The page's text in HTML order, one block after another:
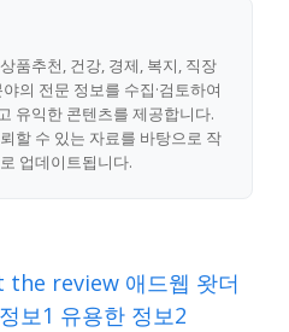
품추천, 건강, 경제, 복지, 직장
의 전문 정보를 수집·검토하여
유익한 콘텐츠를 제공합니다.
할 수 있는 자료를 바탕으로 작
업데이트됩니다.
the review 애드웹 왓더
보1 유용한 정보2